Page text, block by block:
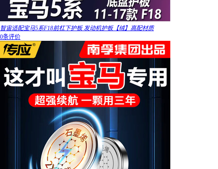
智宙适配宝马5系F18前杠下护板 发动机护板【绒】高配材质
0条评价